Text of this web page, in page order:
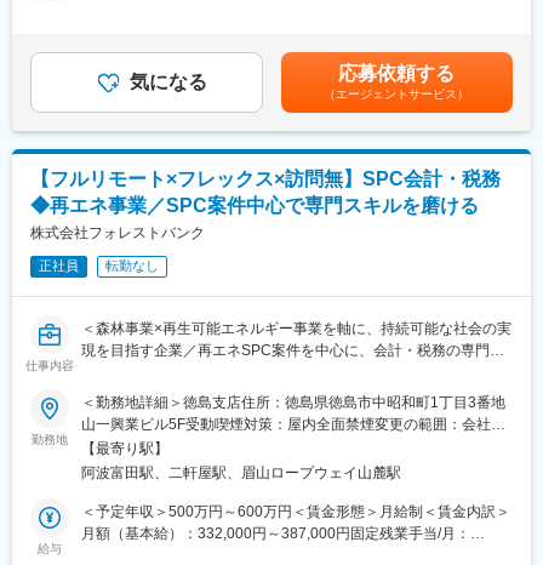
ルに属して、幅広い業界や企業フェーズ、経営課題に触れられる
環境をセットしております。
・クライアントに分析や課題提示をするのみではなく、解決の実
行支援まで行います。実行力を上げるためクライアントに入り込
みハンズオンする際もコンサルタントとしての人格ではなく、ク
ライアントの視点を意識し同じ人格として入り込みます。そのた
め自身が考案したアウトプットや仕組みがどのように企業変革に
つながっているかの手触り感が得やすいです。
変更の範囲：本文参照
・クライアントの事業課題に応じた戦略・業務プロセス設計
・売上向上などの施策立案、実行支援
・実行後のデータ分析、効果検証、改善提案
対応あり（月1回程度／案件により多少前後あり）
◎基本はフルリモート勤務です。担当クライアントもフルリモー
トのため、お打ち合わせはオンラインとなります。
■組織構成
現在27名、平均年齢37歳。コンサルタント職はプロジェクトごと
ます。今後50名のコンサルタントを追加採用予定につき、マネジ
メント領域への挑戦も歓迎！
■業務の魅力
急成長中の組織で、大手案件に上流から関与し、経営視点を磨け
ます。今後はコンサル事業の責任者や新規事業立ち上げにも挑戦
可能です。
■教育体制
社内研修やOJTにより、即戦力人材のキャッチアップや成長をサ
現年収・年齢・経験を最大限考慮の上、決定します。■業績賞与年
1回■昇給年1回賃金はあくまでも目安の金額であり、選考を通じ
て上下する可能性があります。月給(月額)は固定手当を含めた表記
です。
気になる 応募依頼する
（エージェントサービス）
【フルリモート×フレックス×訪問無】SPC会計・税務
◆再エネ事業／SPC案件中心で専門スキルを磨ける
株式会社フォレストバンク
正社員 転勤なし
仕事内容
＜森林事業×再生可能エネルギー事業を軸に、持続可能な社会の実
現を目指す企業／再エネSPC案件を中心に、会計・税務の専門性
■業務内容：
再生可能エネルギー（主に太陽光発電）に関するSPC案件を中心
に、以下の業務を段階的にお任せします。
まずは会計・税務業務からスタートし、将来的には上流工程にも
関わっていただく想定です。
＜会計業務＞
・仕訳入力、帳簿作成
勤務地
＜勤務地詳細＞徳島支店住所：徳島県徳島市中昭和町1丁目3番地
山一興業ビル5F受動喫煙対策：屋内全面禁煙変更の範囲：会社の
定める事業所（リモートワーク含む）
【最寄り駅】
阿波富田駅、二軒屋駅、眉山ロープウェイ山麓駅
給与
＜予定年収＞500万円～600万円＜賃金形態＞月給制＜賃金内訳＞
月額（基本給）：332,000円～387,000円固定残業手当/月：